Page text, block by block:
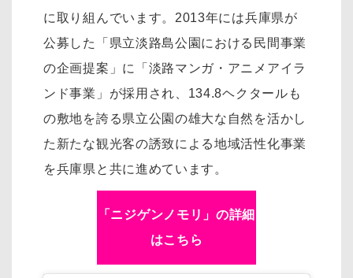
に取り組んでいます。2013年には兵庫県が
公募した「県立淡路島公園における民間事業
の企画提案」に「淡路マンガ・アニメアイラ
ンド事業」が採用され、134.8ヘクタールも
の敷地を誇る県立公園の雄大な自然を活かし
た新たな観光客の誘致による地域活性化事業
を兵庫県と共に進めています。
「ニジゲンノモリ」の詳細
はこちら